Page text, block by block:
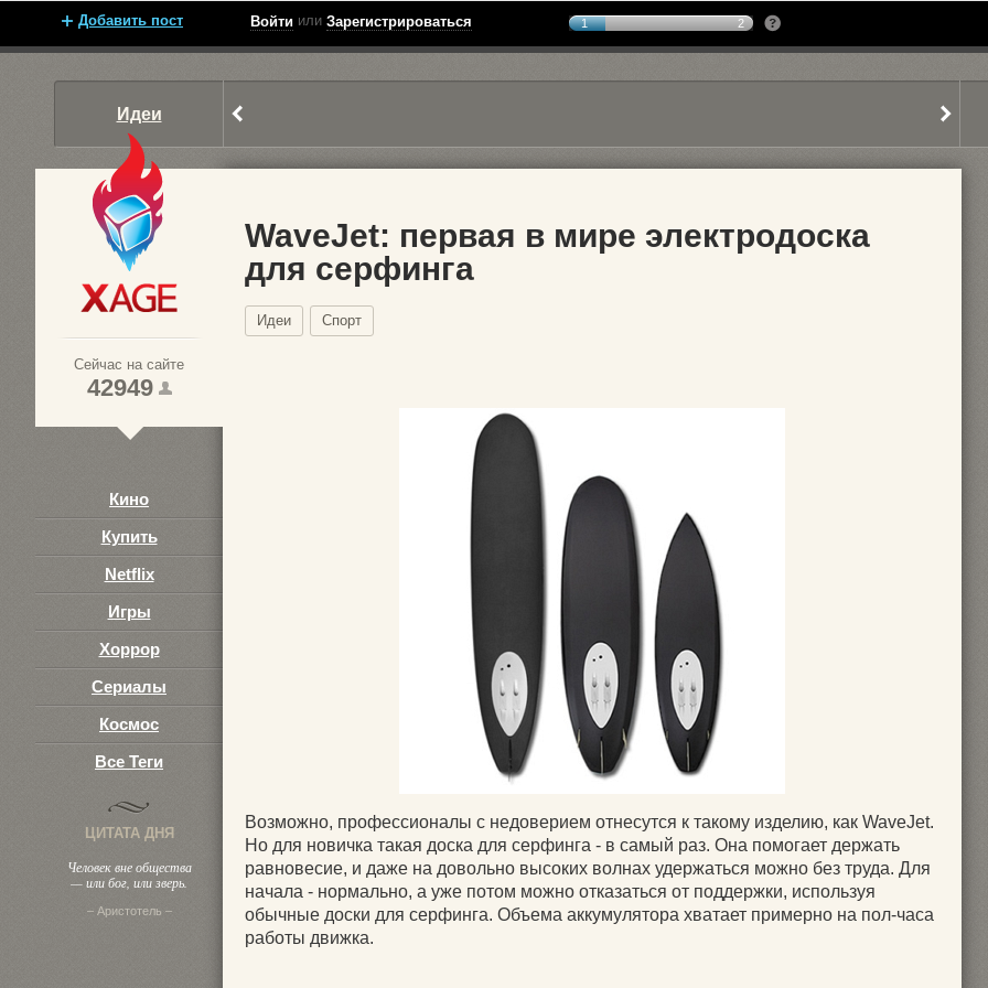
Добавить пост Войти или Зарегистрироваться 1 2
Идеи
Сейчас на сайте
42949
Кино
Купить
Netflix
Игры
Хоррор
Сериалы
Космос
Все Теги
ЦИТАТА ДНЯ
Человек вне общества
— или бог, или зверь.
– Аристотель –
WaveJet: первая в мире электродоска
для серфинга
Идеи Спорт
Возможно, профессионалы с недоверием отнесутся к такому изделию, как WaveJet.
Но для новичка такая доска для серфинга - в самый раз. Она помогает держать
равновесие, и даже на довольно высоких волнах удержаться можно без труда. Для
начала - нормально, а уже потом можно отказаться от поддержки, используя
обычные доски для серфинга. Объема аккумулятора хватает примерно на пол-часа
работы движка.